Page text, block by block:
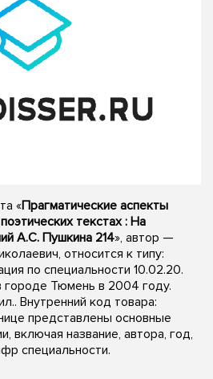
«Прагматические аспекты
текстах : На
А.С. Пушкина 214», автор —
относится к типу:
по специальности 10.02.20.
городе Тюмень в 2004 году.
Внутренний код товара:
представлены основные
включая название, автора, год,
специальности.